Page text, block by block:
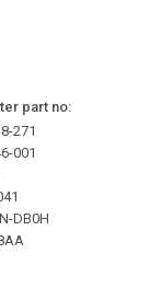
part no:
271
001
DB0H